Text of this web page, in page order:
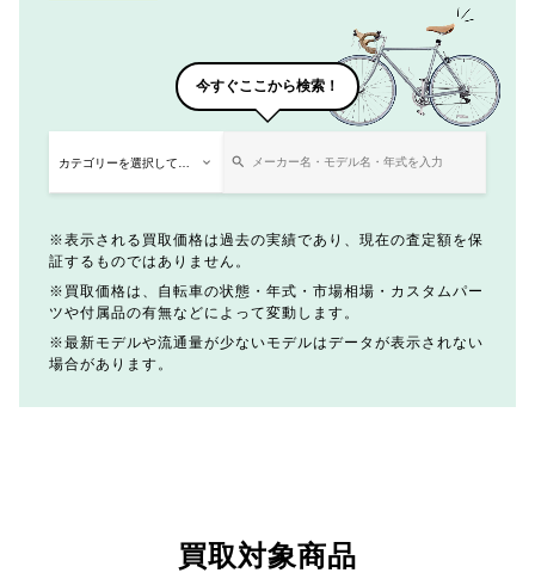
今すぐここから検索！
表示される買取価格は過去の実績であり、現在の査定額を保
証するものではありません。
買取価格は、自転車の状態・年式・市場相場・カスタムパー
ツや付属品の有無などによって変動します。
最新モデルや流通量が少ないモデルはデータが表示されない
場合があります。
買取対象商品